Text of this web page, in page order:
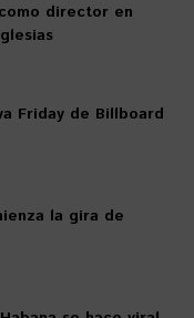
director en
Friday de Billboard
la gira de